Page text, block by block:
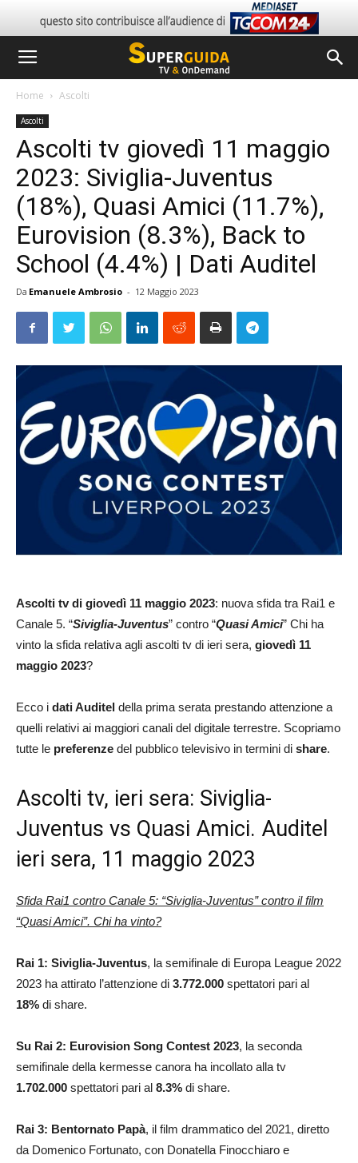
Home Ascolti
Ascolti
Ascolti tv giovedì 11 maggio
2023: Siviglia-Juventus
(18%), Quasi Amici (11.7%),
Eurovision (8.3%), Back to
School (4.4%) | Dati Auditel
Da Emanuele Ambrosio - 12 Maggio 2023
Ascolti tv di giovedì 11 maggio 2023: nuova sfida tra Rai1 e
Canale 5. “Siviglia-Juventus” contro “Quasi Amici” Chi ha
vinto la sfida relativa agli ascolti tv di ieri sera, giovedì 11
maggio 2023?
Ecco i dati Auditel della prima serata prestando attenzione a
quelli relativi ai maggiori canali del digitale terrestre. Scopriamo
tutte le preferenze del pubblico televisivo in termini di share.
Ascolti tv, ieri sera: Siviglia-
Juventus vs Quasi Amici. Auditel
ieri sera, 11 maggio 2023
Sfida Rai1 contro Canale 5: “Siviglia-Juventus” contro il film
“Quasi Amici”. Chi ha vinto?
Rai 1: Siviglia-Juventus, la semifinale di Europa League 2022
2023 ha attirato l’attenzione di 3.772.000 spettatori pari al
18% di share.
Su Rai 2: Eurovision Song Contest 2023, la seconda
semifinale della kermesse canora ha incollato alla tv
1.702.000 spettatori pari al 8.3% di share.
Rai 3: Bentornato Papà, il film drammatico del 2021, diretto
da Domenico Fortunato, con Donatella Finocchiaro e